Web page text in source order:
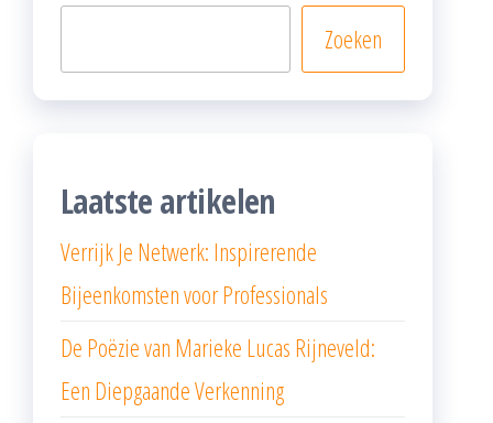
Zoeken
Laatste artikelen
Verrijk Je Netwerk: Inspirerende
Bijeenkomsten voor Professionals
De Poëzie van Marieke Lucas Rijneveld:
Een Diepgaande Verkenning